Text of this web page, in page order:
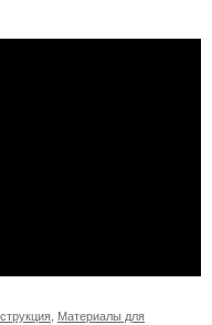
Материалы для